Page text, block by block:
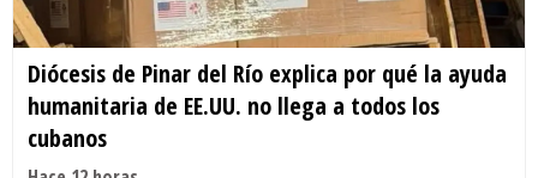
Diócesis de Pinar del Río explica por qué la ayuda
humanitaria de EE.UU. no llega a todos los
cubanos